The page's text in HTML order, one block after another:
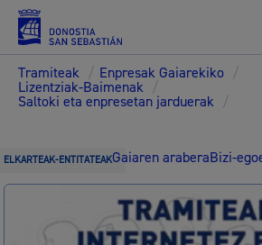
Tramiteak / Enpresak Gaiarekiko /
Lizentziak-Baimenak /
Saltoki eta enpresetan jarduerak /
ELKARTEAK-ENTITATEAKGaiaren araberaBizi-